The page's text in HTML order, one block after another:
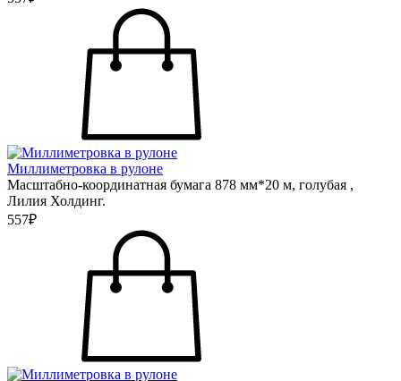
Миллиметровка в рулоне
Масштабно-координатная бумага 878 мм*20 м, голубая ,
Лилия Холдинг.
557₽